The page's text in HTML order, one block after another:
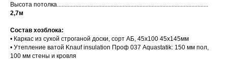
Высота потолка...................................................................................................
2,7м
Состав хозблока:
• Каркас из сухой строганой доски, сорт АБ, 45х100 45х145мм
• Утепление ватой Knauf insulation Проф 037 Aquastatik: 150 мм пол,
100 мм стены и кровля